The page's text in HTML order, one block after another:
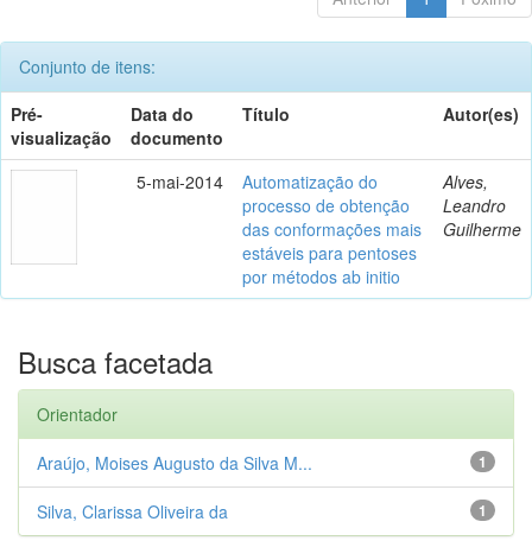
Conjunto de itens:
Pré-
visualização
Data do
documento
Título Autor(es)
5-mai-2014
Automatização do
processo de obtenção
das conformações mais
estáveis para pentoses
por métodos ab initio
Alves,
Leandro
Guilherme
Busca facetada
Orientador
1
Araújo, Moises Augusto da Silva M...
1
Silva, Clarissa Oliveira da